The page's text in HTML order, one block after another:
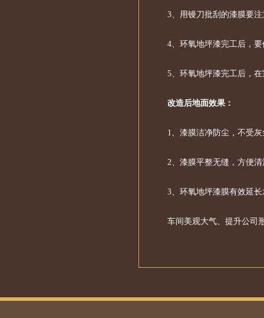
3、用镘刀批刮的漆膜要
4、环氧地坪漆完工后，
5、环氧地坪漆完工后，
改造后地面效果：
1、漆膜洁净防尘，不受
2、漆膜平整无缝，方便
3、环氧地坪漆膜有效延
车间美观大气、提升公司